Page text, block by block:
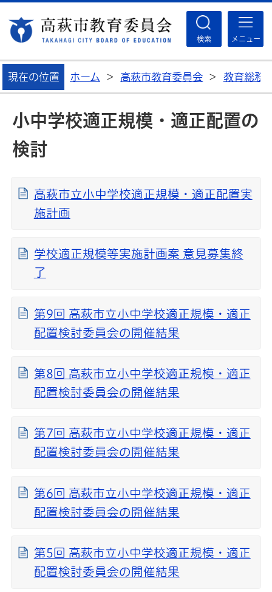
検索 メニュー
現在の位置 ホーム > 高萩市教育委員会 > 教育総務
小中学校適正規模・適正配置の
検討
高萩市立小中学校適正規模・適正配置実
施計画
学校適正規模等実施計画案 意見募集終
了
第9回 高萩市立小中学校適正規模・適正
配置検討委員会の開催結果
第8回 高萩市立小中学校適正規模・適正
配置検討委員会の開催結果
第7回 高萩市立小中学校適正規模・適正
配置検討委員会の開催結果
第6回 高萩市立小中学校適正規模・適正
配置検討委員会の開催結果
第5回 高萩市立小中学校適正規模・適正
配置検討委員会の開催結果